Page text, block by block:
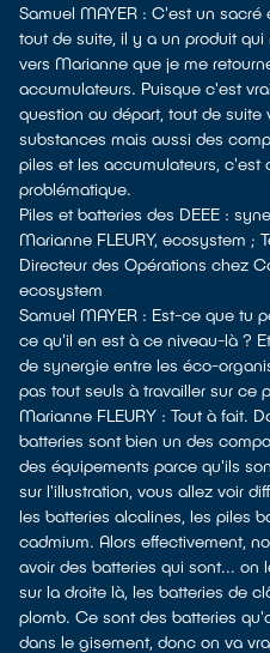
Samuel MAYER : C'est un
tout de suite, il y a un produit
vers Marianne que je me
accumulateurs. Puisque c'est
question au départ, tout de suite
substances mais aussi des
piles et les accumulateurs, c'est
problématique.
Piles et batteries des DEEE :
Marianne FLEURY, ecosystem ;
Directeur des Opérations chez
ecosystem
Samuel MAYER : Est-ce que tu
ce qu'il en est à ce niveau-là ?
de synergie entre les éco-
pas tout seuls à travailler sur ce
Marianne FLEURY : Tout à fait.
batteries sont bien un des
des équipements parce qu'ils
sur l'illustration, vous allez voir
les batteries alcalines, les piles
cadmium. Alors effectivement,
avoir des batteries qui sont... on
sur la droite là, les batteries de
plomb. Ce sont des batteries
dans le gisement, donc on va